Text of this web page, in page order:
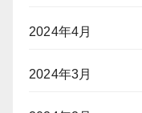
2024年4月
2024年3月